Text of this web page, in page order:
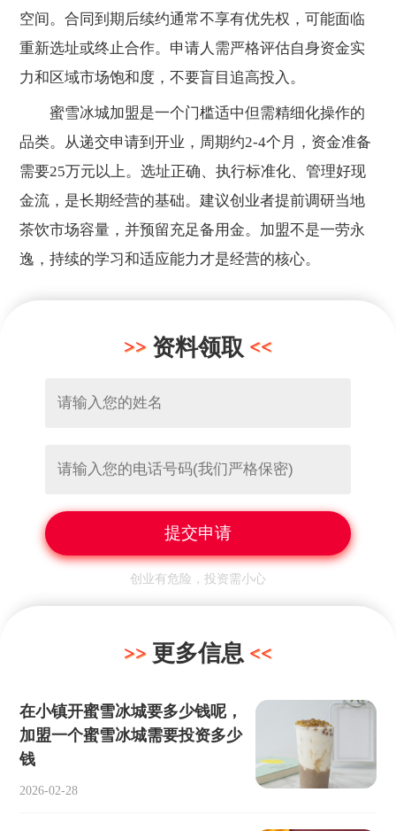
空间。合同到期后续约通常不享有优先权，可能面临
重新选址或终止合作。申请人需严格评估自身资金实
力和区域市场饱和度，不要盲目追高投入。
蜜雪冰城加盟是一个门槛适中但需精细化操作的
品类。从递交申请到开业，周期约2-4个月，资金准备
需要25万元以上。选址正确、执行标准化、管理好现
金流，是长期经营的基础。建议创业者提前调研当地
茶饮市场容量，并预留充足备用金。加盟不是一劳永
逸，持续的学习和适应能力才是经营的核心。
资料领取
创业有危险，投资需小心
更多信息
在小镇开蜜雪冰城要多少钱呢，
加盟一个蜜雪冰城需要投资多少
钱
2026-02-28